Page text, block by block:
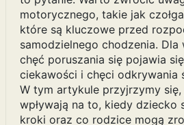
motorycznego, takie jak
które są kluczowe przed
samodzielnego chodzenia. Dla
chęć poruszania się pojawia
ciekawości i chęci odkrywania
W tym artykule przyjrzymy
wpływają na to, kiedy dziecko
kroki oraz co rodzice mogą